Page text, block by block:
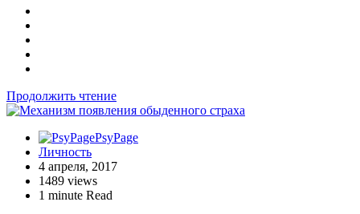
Продолжить чтение
PsyPage
Личность
4 апреля, 2017
1489 views
1 minute Read